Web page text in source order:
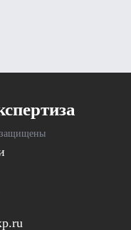
защищены